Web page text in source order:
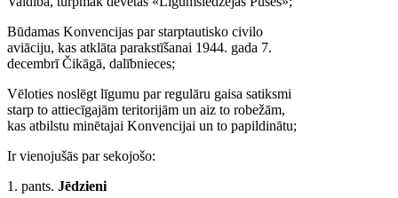
Būdamas Konvencijas par starptautisko civilo
aviāciju, kas atklāta parakstīšanai 1944. gada 7.
decembrī Čikāgā, dalībnieces;
Vēloties noslēgt līgumu par regulāru gaisa satiksmi
starp to attiecīgajām teritorijām un aiz to robežām,
kas atbilstu minētajai Konvencijai un to papildinātu;
Ir vienojušās par sekojošo:
1. pants. Jēdzieni